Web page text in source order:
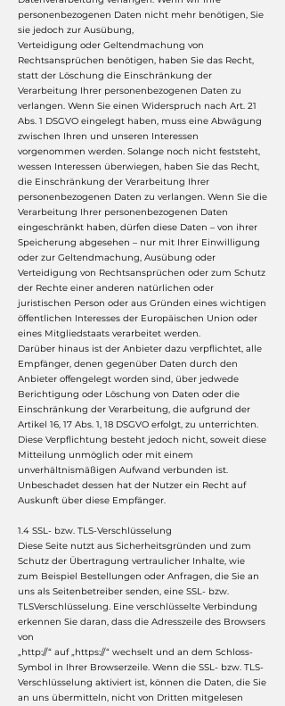
personenbezogenen Daten nicht mehr benötigen, Sie
sie jedoch zur Ausübung,
Verteidigung oder Geltendmachung von
Rechtsansprüchen benötigen, haben Sie das Recht,
statt der Löschung die Einschränkung der
Verarbeitung Ihrer personenbezogenen Daten zu
verlangen. Wenn Sie einen Widerspruch nach Art. 21
Abs. 1 DSGVO eingelegt haben, muss eine Abwägung
zwischen Ihren und unseren Interessen
vorgenommen werden. Solange noch nicht feststeht,
wessen Interessen überwiegen, haben Sie das Recht,
die Einschränkung der Verarbeitung Ihrer
personenbezogenen Daten zu verlangen. Wenn Sie die
Verarbeitung Ihrer personenbezogenen Daten
eingeschränkt haben, dürfen diese Daten – von ihrer
Speicherung abgesehen – nur mit Ihrer Einwilligung
oder zur Geltendmachung, Ausübung oder
Verteidigung von Rechtsansprüchen oder zum Schutz
der Rechte einer anderen natürlichen oder
juristischen Person oder aus Gründen eines wichtigen
öffentlichen Interesses der Europäischen Union oder
eines Mitgliedstaats verarbeitet werden.
Darüber hinaus ist der Anbieter dazu verpflichtet, alle
Empfänger, denen gegenüber Daten durch den
Anbieter offengelegt worden sind, über jedwede
Berichtigung oder Löschung von Daten oder die
Einschränkung der Verarbeitung, die aufgrund der
Artikel 16, 17 Abs. 1, 18 DSGVO erfolgt, zu unterrichten.
Diese Verpflichtung besteht jedoch nicht, soweit diese
Mitteilung unmöglich oder mit einem
unverhältnismäßigen Aufwand verbunden ist.
Unbeschadet dessen hat der Nutzer ein Recht auf
Auskunft über diese Empfänger.
1.4 SSL- bzw. TLS-Verschlüsselung
Diese Seite nutzt aus Sicherheitsgründen und zum
Schutz der Übertragung vertraulicher Inhalte, wie
zum Beispiel Bestellungen oder Anfragen, die Sie an
uns als Seitenbetreiber senden, eine SSL- bzw.
TLSVerschlüsselung. Eine verschlüsselte Verbindung
erkennen Sie daran, dass die Adresszeile des Browsers
von
„http://“ auf „https://“ wechselt und an dem Schloss-
Symbol in Ihrer Browserzeile. Wenn die SSL- bzw. TLS-
Verschlüsselung aktiviert ist, können die Daten, die Sie
an uns übermitteln, nicht von Dritten mitgelesen